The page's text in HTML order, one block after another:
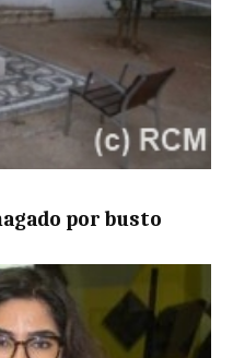
por busto